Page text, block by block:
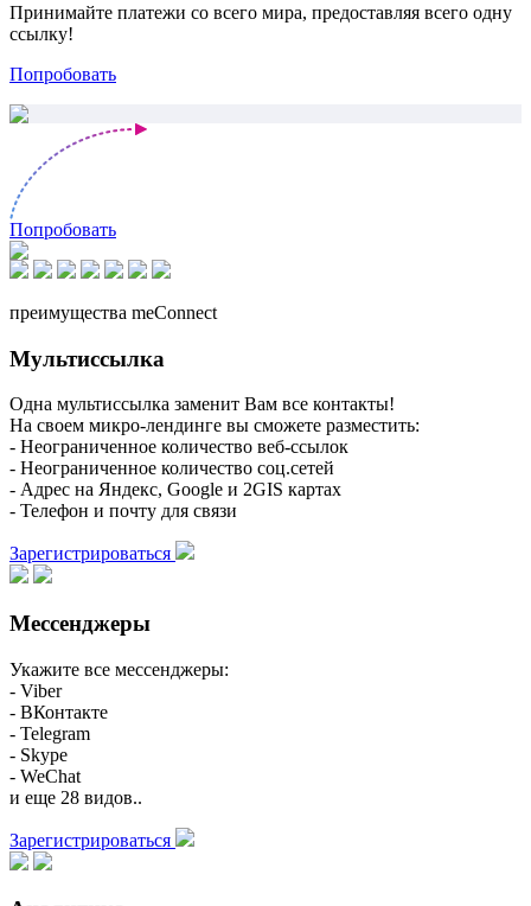
Принимайте платежи со всего мира, предоставляя всего одну
ссылку!
Попробовать
Попробовать
преимущества meConnect
Мультиссылка
Одна мультиссылка заменит Вам все контакты!
На своем микро-лендинге вы сможете разместить:
- Неограниченное количество веб-ссылок
- Неограниченное количество соц.сетей
- Адрес на Яндекс, Google и 2GIS картах
- Телефон и почту для связи
Зарегистрироваться
Мессенджеры
Укажите все мессенджеры:
- Viber
- ВКонтакте
- Telegram
- Skype
- WeChat
и еще 28 видов..
Зарегистрироваться